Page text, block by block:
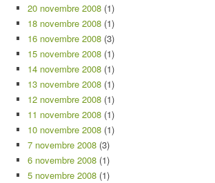
20 novembre 2008 (1)
18 novembre 2008 (1)
16 novembre 2008 (3)
15 novembre 2008 (1)
14 novembre 2008 (1)
13 novembre 2008 (1)
12 novembre 2008 (1)
11 novembre 2008 (1)
10 novembre 2008 (1)
7 novembre 2008 (3)
6 novembre 2008 (1)
5 novembre 2008 (1)